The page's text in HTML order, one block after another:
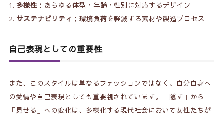
多様性：あらゆる体型・年齢・性別に対応するデザイン
サステナビリティ ：環境負荷を軽減する素材や製造プロセス
自己表現としての重要性
また、このスタイルは単なるファッションではなく、自分自身へ
の愛情や自己表現としても重要視されています。「隠す」から
「見せる」への変化は、多様化する現代社会において女性たちが